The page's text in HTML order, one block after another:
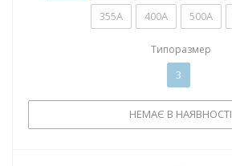
355А
400А 500А
Типоразмер
3
НЕМАЄ В НАЯВНОСТІ